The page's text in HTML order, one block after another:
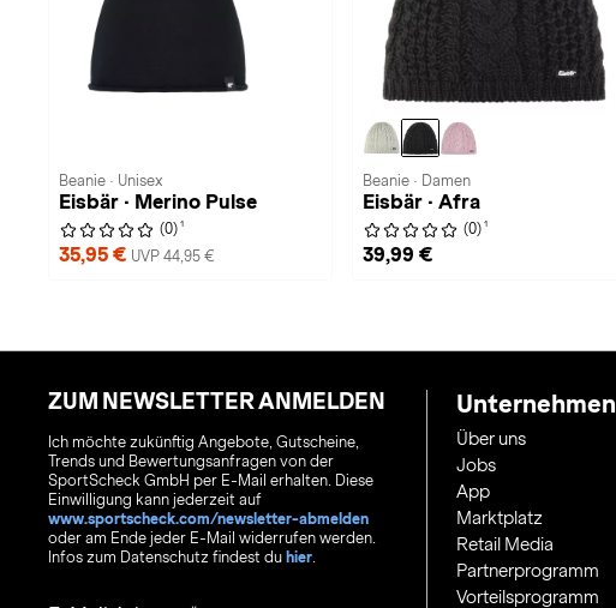
Beanie · Unisex
Eisbär · Merino Pulse
(0) 1
35,95 € UVP 44,95 €
Beanie · Damen
Eisbär · Afra
(0) 1
39,99 €
ZUM NEWSLETTER ANMELDEN
Ich möchte zukünftig Angebote, Gutscheine,
Trends und Bewertungsanfragen von der
SportScheck GmbH per E-Mail erhalten. Diese
Einwilligung kann jederzeit auf
www.sportscheck.com/newsletter-abmelden
oder am Ende jeder E-Mail widerrufen werden.
Infos zum Datenschutz findest du hier.
Unternehmen
Über uns
Jobs
App
Marktplatz
Retail Media
Partnerprogramm
Vorteilsprogramm